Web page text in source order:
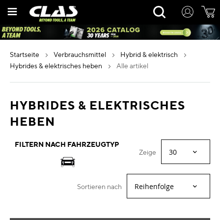
Inhalt
Rechercher
startseite verbrauchsmittel
hybrid & elektrisch
hybrides & elektrisches heben
alle artikel
HYBRIDES & ELEKTRISCHES
HEBEN
FILTERN NACH FAHRZEUGTYP
Zeige
Sortieren nach